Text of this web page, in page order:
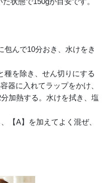
包んで10分おき、水けをき
種を除き、せん切りにする
器に入れてラップをかけ、
加熱する。水けを拭き、塩
【A】を加えてよく混ぜ、